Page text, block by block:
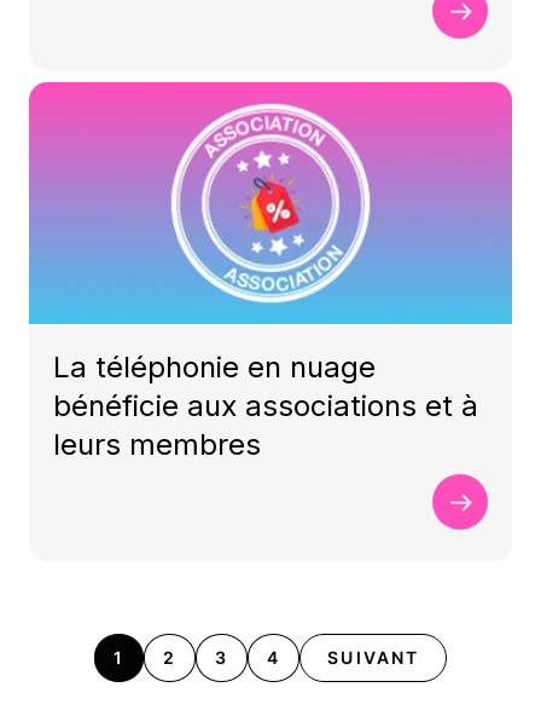
La téléphonie en nuage
bénéficie aux associations et à
leurs membres
1 2 3 4 SUIVANT